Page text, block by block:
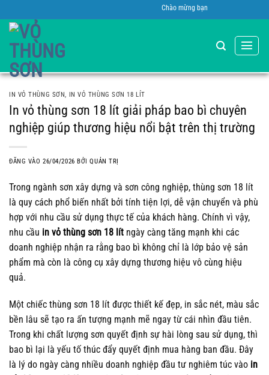
qua
Chào mừng bạn đến với Vỏ Global A.C.E
IN VỎ THÙNG SƠN, IN VỎ THÙNG SƠN 18 LÍT
In vỏ thùng sơn 18 lít giải pháp bao bì chuyên
nghiệp giúp thương hiệu nổi bật trên thị trường
ĐĂNG VÀO26/04/2026 BỞIQUẢN TRỊ
Trong ngành sơn xây dựng và sơn công nghiệp, thùng sơn 18 lít
là quy cách phổ biến nhất bởi tính tiện lợi, dễ vận chuyển và phù
hợp với nhu cầu sử dụng thực tế của khách hàng. Chính vì vậy,
nhu cầu in vỏ thùng sơn 18 lít ngày càng tăng mạnh khi các
doanh nghiệp nhận ra rằng bao bì không chỉ là lớp bảo vệ sản
phẩm mà còn là công cụ xây dựng thương hiệu vô cùng hiệu
quả.
Một chiếc thùng sơn 18 lít được thiết kế đẹp, in sắc nét, màu sắc
bền lâu sẽ tạo ra ấn tượng mạnh mẽ ngay từ cái nhìn đầu tiên.
Trong khi chất lượng sơn quyết định sự hài lòng sau sử dụng, thì
bao bì lại là yếu tố thúc đẩy quyết định mua hàng ban đầu. Đây
là lý do ngày càng nhiều doanh nghiệp đầu tư nghiêm túc vào in